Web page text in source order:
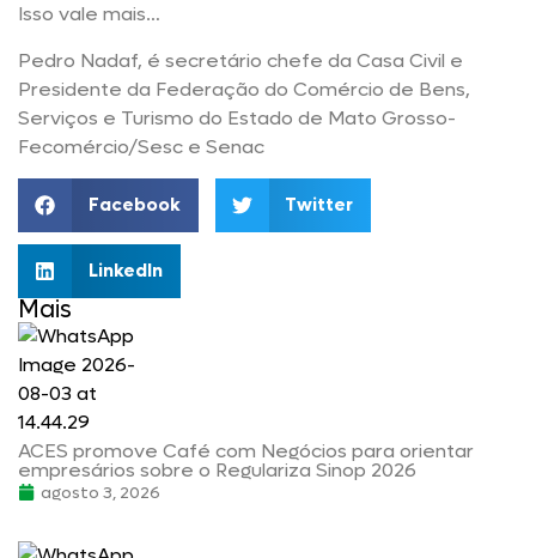
Isso vale mais…
Pedro Nadaf, é secretário chefe da Casa Civil e
Presidente da Federação do Comércio de Bens,
Serviços e Turismo do Estado de Mato Grosso-
Fecomércio/Sesc e Senac
Facebook Twitter
LinkedIn
Mais
ACES promove Café com Negócios para orientar
empresários sobre o Regulariza Sinop 2026
agosto 3, 2026